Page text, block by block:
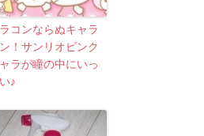
コンならぬキャラ
！サンリオピンク
ラが瞳の中にいっ
♪